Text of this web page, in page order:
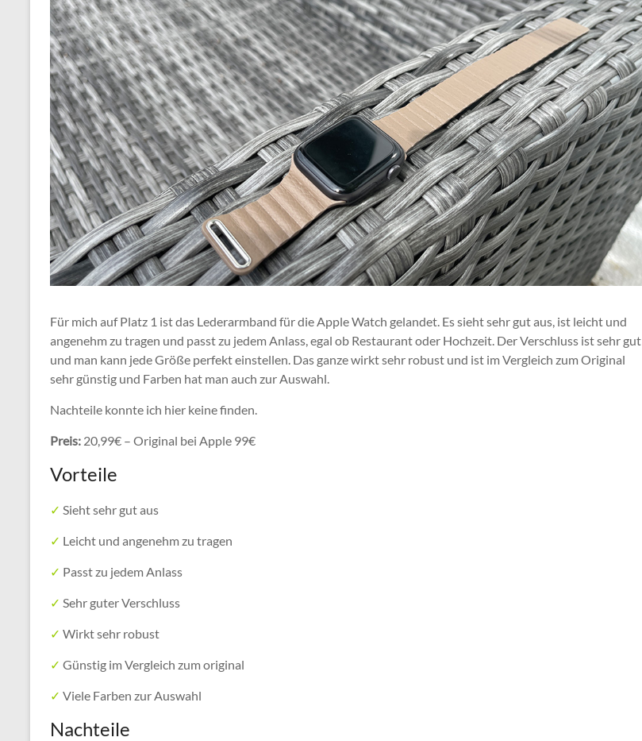
Für mich auf Platz 1 ist das Lederarmband für die Apple Watch gelandet. Es sieht sehr gut aus, ist leicht und
angenehm zu tragen und passt zu jedem Anlass, egal ob Restaurant oder Hochzeit. Der Verschluss ist sehr gut
und man kann jede Größe perfekt einstellen. Das ganze wirkt sehr robust und ist im Vergleich zum Original
sehr günstig und Farben hat man auch zur Auswahl.
Nachteile konnte ich hier keine finden.
Preis: 20,99€ – Original bei Apple 99€
Vorteile
✓ Sieht sehr gut aus
✓ Leicht und angenehm zu tragen
✓ Passt zu jedem Anlass
✓ Sehr guter Verschluss
✓ Wirkt sehr robust
✓ Günstig im Vergleich zum original
✓ Viele Farben zur Auswahl
Nachteile